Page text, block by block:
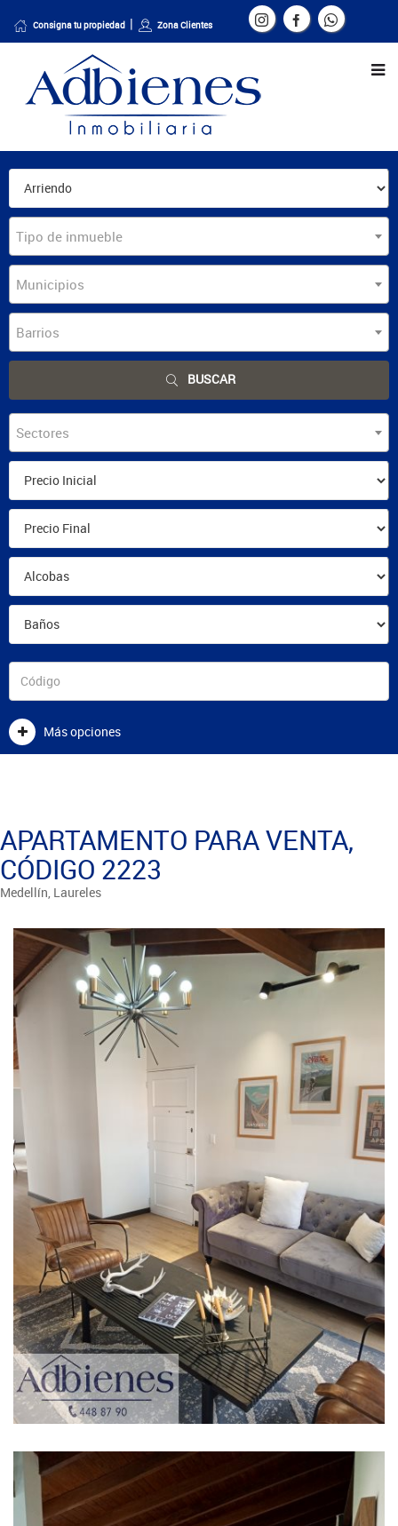
Consigna tu propiedad Zona Clientes
Tipo de inmueble
Municipios
Barrios
BUSCAR
Sectores
Más opciones
APARTAMENTO PARA VENTA,
CÓDIGO 2223
Medellín, Laureles